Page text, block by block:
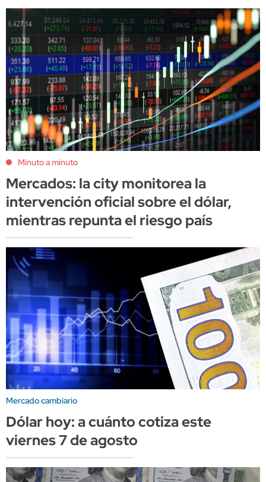
Minuto a minuto
Mercados: la city monitorea la
intervención oficial sobre el dólar,
mientras repunta el riesgo país
Mercado cambiario
Dólar hoy: a cuánto cotiza este
viernes 7 de agosto